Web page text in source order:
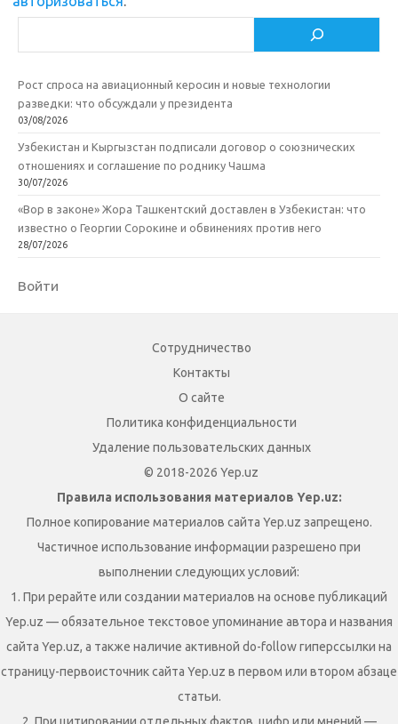
Рост спроса на авиационный керосин и новые технологии
разведки: что обсуждали у президента
03/08/2026
Узбекистан и Кыргызстан подписали договор о союзнических
отношениях и соглашение по роднику Чашма
30/07/2026
«Вор в законе» Жора Ташкентский доставлен в Узбекистан: что
известно о Георгии Сорокине и обвинениях против него
28/07/2026
Войти
Сотрудничество
Контакты
О сайте
Политика конфиденциальности
Удаление пользовательских данных
© 2018-2026 Yep.uz
Правила использования материалов Yep.uz:
Полное копирование материалов сайта Yep.uz запрещено.
Частичное использование информации разрешено при
выполнении следующих условий:
1. При рерайте или создании материалов на основе публикаций
Yep.uz — обязательное текстовое упоминание автора и названия
сайта Yep.uz, а также наличие активной do-follow гиперссылки на
страницу-первоисточник сайта Yep.uz в первом или втором абзаце
статьи.